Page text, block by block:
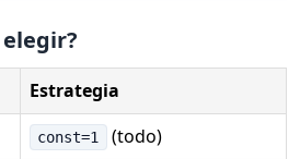
Estrategia
const=1
(todo)